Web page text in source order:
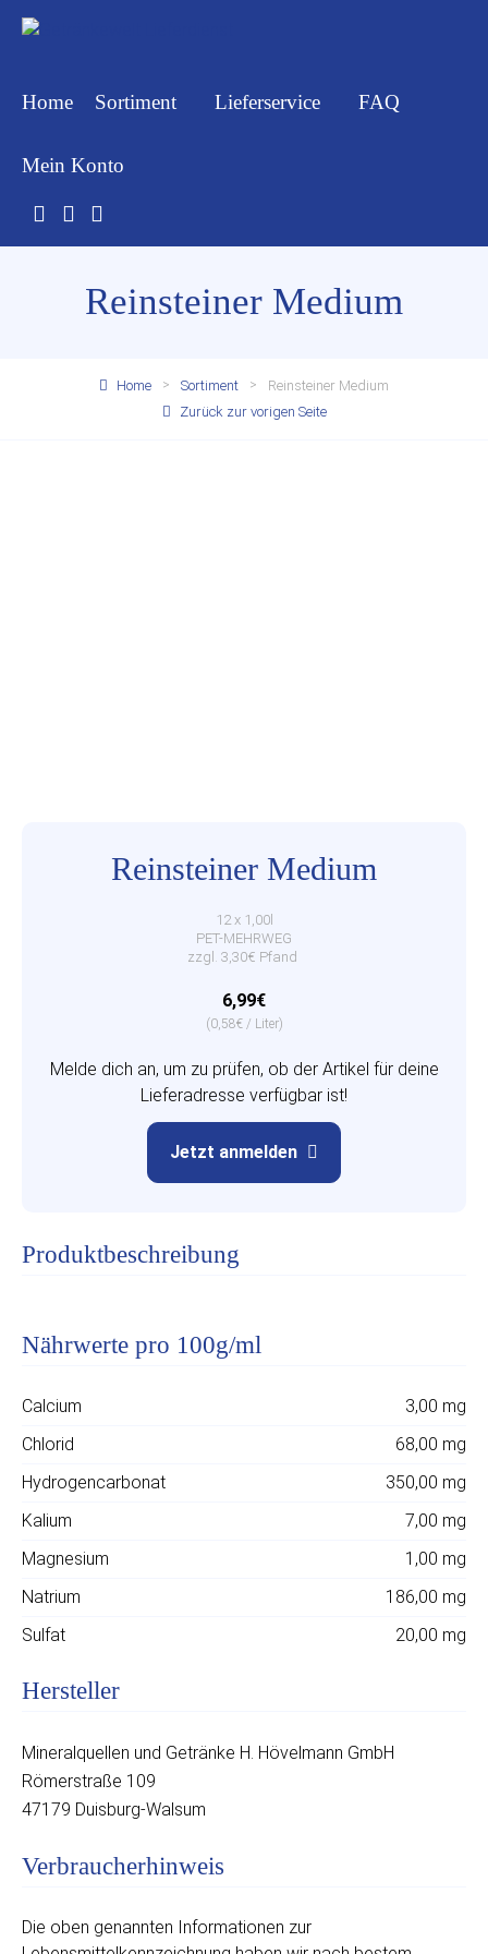
Home Sortiment Lieferservice FAQ
Mein Konto
Reinsteiner Medium
Home Sortiment
Reinsteiner Medium
Zurück zur vorigen Seite
Reinsteiner Medium
12 x 1,00l
PET-MEHRWEG
zzgl. 3,30€ Pfand
6,99€
(0,58€ / Liter)
Melde dich an, um zu prüfen, ob der Artikel für deine
Lieferadresse verfügbar ist!
Jetzt anmelden
Produktbeschreibung
Nährwerte pro 100g/ml
Calcium
3,00 mg
Chlorid
68,00 mg
Hydrogencarbonat
350,00 mg
Kalium
7,00 mg
Magnesium
1,00 mg
Natrium
186,00 mg
Sulfat
20,00 mg
Hersteller
Mineralquellen und Getränke H. Hövelmann GmbH
Römerstraße 109
47179 Duisburg-Walsum
Verbraucherhinweis
Die oben genannten Informationen zur